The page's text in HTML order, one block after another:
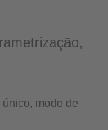
modo de